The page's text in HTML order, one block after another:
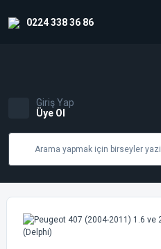
0224 338 36 86
Giriş Yap
Üye Ol